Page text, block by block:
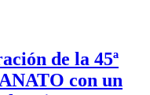
de la 45ª
con un